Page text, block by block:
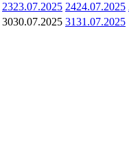
2323.07.2025 2424.07.2025
3030.07.2025 3131.07.2025